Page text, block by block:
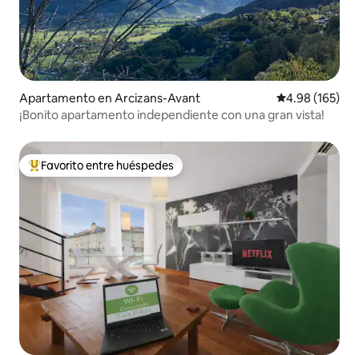
Apartamento en Arcizans-Avant Calificación
4.98 (165)
¡Bonito apartamento independiente con una gran vista!
Favorito entre huéspedes preferido
Favorito entre huéspedes